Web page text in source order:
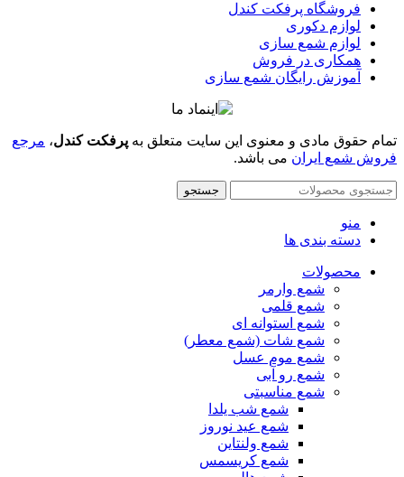
فروشگاه پرفکت کندل
لوازم دکوری
لوازم شمع سازی
همکاری در فروش
آموزش رایگان شمع سازی
تمام حقوق مادی و معنوی این سایت متعلق به پرفکت کندل، مرجع
فروش شمع ایران می باشد.
جستجو
منو
دسته بندی ها
محصولات
شمع وارمر
شمع قلمی
شمع استوانه ای
شمع شات (شمع معطر)
شمع موم عسل
شمع رو آبی
شمع مناسبتی
شمع شب یلدا
شمع عید نوروز
شمع ولنتاین
شمع کریسمس